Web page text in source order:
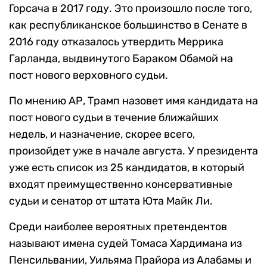
Горсача в 2017 году. Это произошло после того,
как республиканское большинство в Сенате в
2016 году отказалось утвердить Меррика
Гарланда, выдвинутого Бараком Обамой на
пост нового верховного судьи.
По мнению АР, Трамп назовет имя кандидата на
пост нового судьи в течение ближайших
недель, и назначение, скорее всего,
произойдет уже в начале августа. У президента
уже есть список из 25 кандидатов, в который
входят преимущественно консервативные
судьи и сенатор от штата Юта Майк Ли.
Среди наиболее вероятных претендентов
называют имена судей Томаса Хардимана из
Пенсильвании, Уильяма Прайора из Алабамы и